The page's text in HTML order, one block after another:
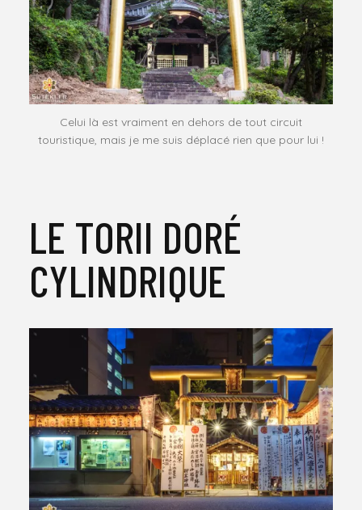
Celui là est vraiment en dehors de tout circuit
touristique, mais je me suis déplacé rien que pour lui !
LE TORII DORÉ
CYLINDRIQUE